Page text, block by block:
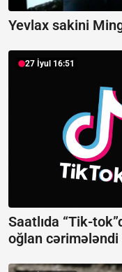
Yevlax sakini
27 İyul 16:51
Saatlıda “Tik-
oğlan cərimələndi